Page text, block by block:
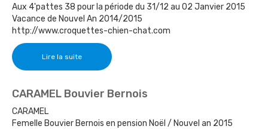
Aux 4'pattes 38 pour la période du 31/12 au 02 Janvier 2015
Vacance de Nouvel An 2014/2015
http://www.croquettes-chien-chat.com
Lire la suite
CARAMEL Bouvier Bernois
CARAMEL
Femelle Bouvier Bernois en pension Noël / Nouvel an 2015